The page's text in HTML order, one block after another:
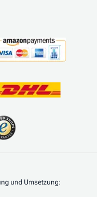
und Umsetzung: